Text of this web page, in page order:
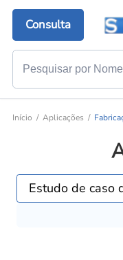
Consulta
Início Aplicações
Estudo de caso